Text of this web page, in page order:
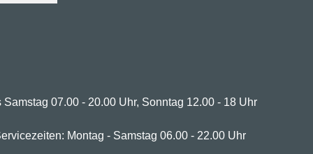
07.00 - 20.00 Uhr, Sonntag 12.00 - 18 Uhr
Montag - Samstag 06.00 - 22.00 Uhr